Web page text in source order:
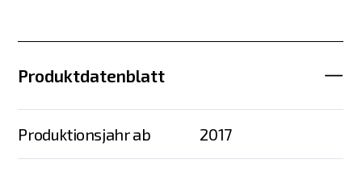
Produktdatenblatt
Produktionsjahr ab 2017